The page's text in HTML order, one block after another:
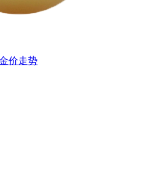
价走势